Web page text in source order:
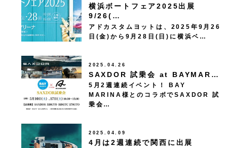
横浜ボートフェア2025出展
9/26(…
アドカスタムヨットは、2025年9月26
日(金)から9月28日(日)に横浜ベ…
2025.04.26
SAXDOR 試乗会 at BAYMAR…
5月2週連続イベント！ BAY
MARINA様とのコラボでSAXDOR 試
乗会…
2025.04.09
4月は2週連続で関西に出展